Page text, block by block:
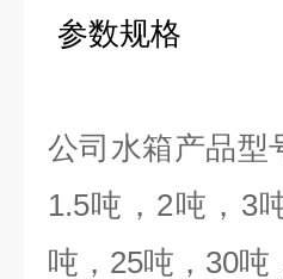
参数规格
公司水箱产品型
1.5吨， 2吨， 3
吨， 25吨， 30吨